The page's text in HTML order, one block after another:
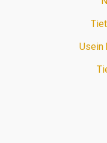
Usein